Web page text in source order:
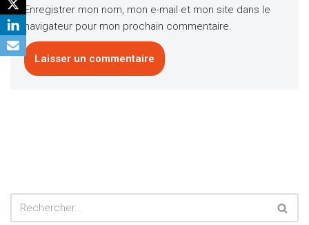
Enregistrer mon nom, mon e-mail et mon site dans le
navigateur pour mon prochain commentaire.